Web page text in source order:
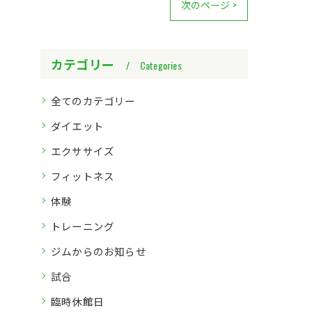
次のページ >
カテゴリー Categories
全てのカテゴリー
ダイエット
エクササイズ
フィットネス
体験
トレーニング
ジムからのお知らせ
試合
臨時休館日